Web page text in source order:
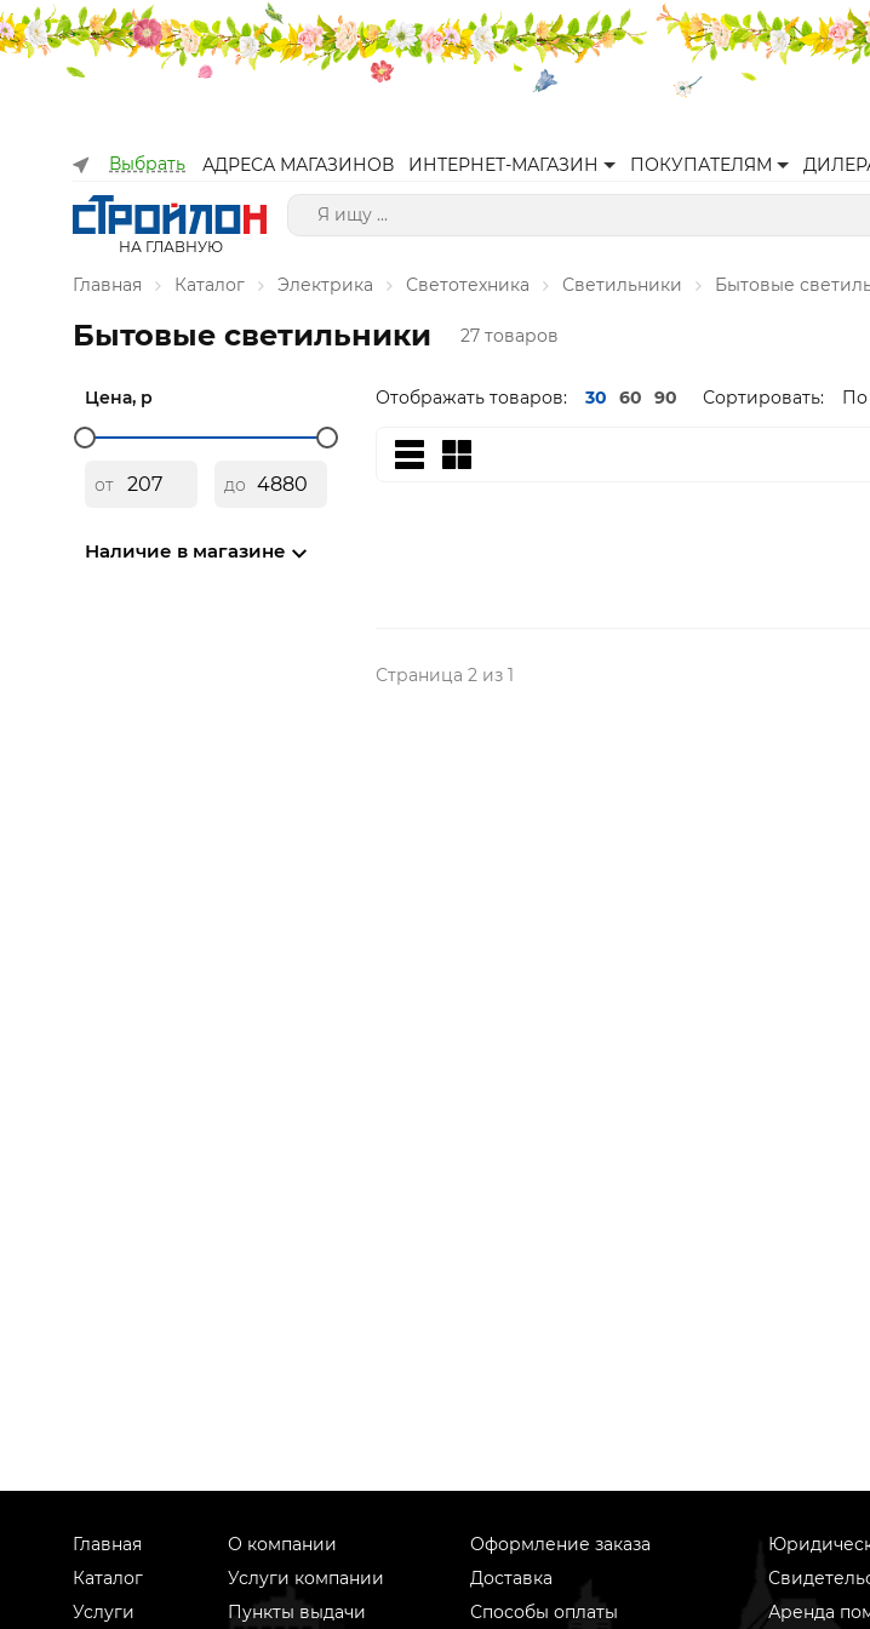
Выбрать АДРЕСА МАГАЗИНОВ ИНТЕРНЕТ-МАГАЗИН ПОКУПАТЕЛЯМ
НА ГЛАВНУЮ
Главная Каталог Электрика Светотехника Светильники Бытовые
Бытовые светильники 27 товаров
Цена, р
от до
Наличие в магазине
Отображать товаров: 30 60 90 Сортировать: По
Страница 2 из 1
Главная
Каталог
Услуги
О компании
Услуги компании
Пункты выдачи
Оформление заказа
Доставка
Способы оплаты
Аренда